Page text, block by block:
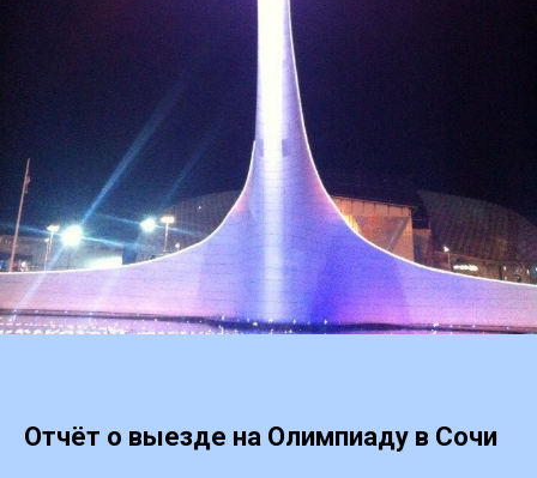
Отчёт о выезде на Олимпиаду в Сочи